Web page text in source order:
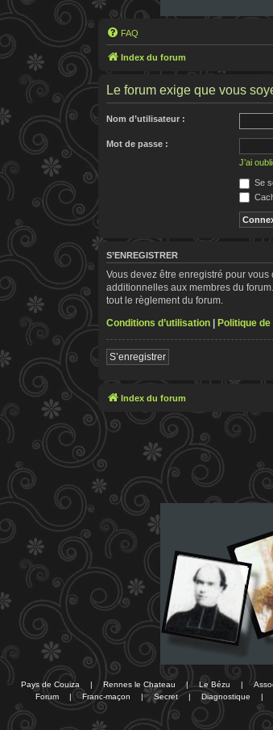
FAQ
Index du forum
Le forum exige que vous
Nom d’utilisateur :
Mot de passe :
J’ai
Se
S’ENREGISTRER
Vous devez être enregistré pour
additionnelles aux membres du
tout le règlement du forum.
Conditions d’utilisation | Politique
S’enregistrer
Index du forum
Pays de Couiza | Rennes le Chateau | Le Bézu |
Forum
| Franc-maçon | Secret | Diagnostique |